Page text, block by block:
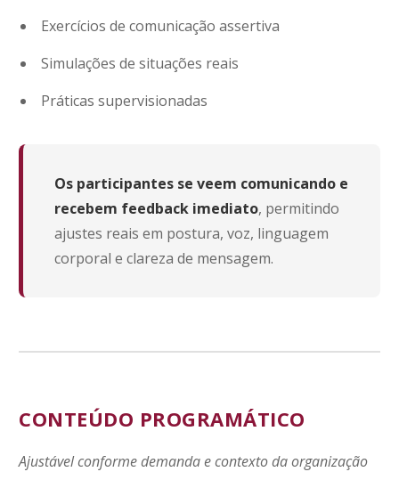
Exercícios de comunicação assertiva
Simulações de situações reais
Práticas supervisionadas
Os participantes se veem comunicando e
recebem feedback imediato, permitindo
ajustes reais em postura, voz, linguagem
corporal e clareza de mensagem.
CONTEÚDO PROGRAMÁTICO
Ajustável conforme demanda e contexto da organização